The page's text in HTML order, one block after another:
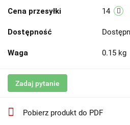
Cena przesyłki 14
Dostępność
Waga 0.15 kg
Zadaj pytanie
Pobierz produkt do PDF